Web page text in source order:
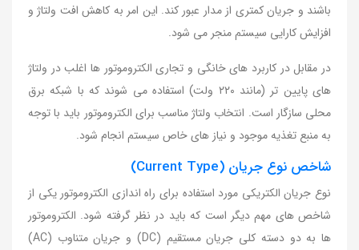
باشند و جریان کمتری از مدار عبور کند. این امر به کاهش افت ولتاژ و
افزایش کارایی سیستم منجر می شود.
در مقابل در کاربرد های خانگی و تجاری الکتروموتور ها اغلب در ولتاژ
های پایین تر (مانند ۲۲۰ ولت) استفاده می شوند که با شبکه برق
محلی سازگار است. انتخاب ولتاژ مناسب برای الکتروموتور باید با توجه
به منبع تغذیه موجود و نیاز های خاص سیستم انجام شود.
شاخص نوع جریان (Current Type)
نوع جریان الکتریکی مورد استفاده برای راه اندازی الکتروموتور یکی از
شاخص های مهم دیگر است که باید در نظر گرفته شود. الکتروموتور
ها به دو دسته کلی جریان مستقیم (DC) و جریان متناوب (AC)